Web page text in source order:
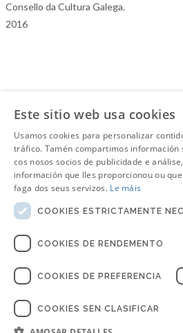
Consello da Cultura Galega.
2016
Este sitio web usa cookies
Usamos cookies para personalizar
tráfico. Tamén compartimos información
cos nosos socios de publicidade e
información que lles proporcionou ou
faga dos seus servizos. Le máis
COOKIES ESTRICTAMENTE
COOKIES DE RENDEMENTO
COOKIES DE PREFERENCIA
COOKIES SEN CLASIFICAR